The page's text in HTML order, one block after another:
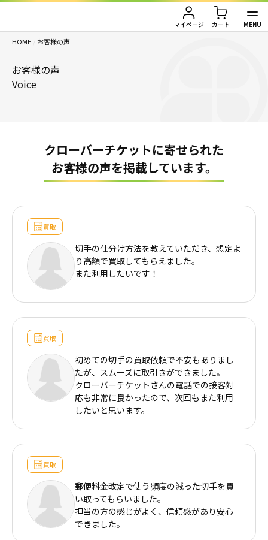
マイページ カート MENU
TOP
金券買取（金券を売りたい方）
金券買取価格一覧
切手
株主優待券
JAL・ANA航空券（株主優待券）
ハガキ・レターパック・印紙
ビール券・清酒券
レジャーチケット
通信・テレカ
生活関連
図書カード・QUO（クオ）カード
旅行券
金券購入TOP
切手
JAL・ANA航空券
株主優待券
ハガキ・レターパック・印紙
ビール券
レジャーチケット
通信・テレカ
生活関連・お食事券
図書カード・QUO（クオ）カード
旅行券
ご利用ガイド
お客様の声
会社情報
店舗情報
採用情報
コラム
お知らせ
HOME お客様の声
お客様の声
Voice
クローバーチケットに寄せられた
お客様の声を掲載しています。
買取
切手の仕分け方法を教えていただき、想定よ
り高額で買取してもらえました。
また利用したいです！
買取
初めての切手の買取依頼で不安もありまし
たが、スムーズに取引きができました。
クローバーチケットさんの電話での接客対
応も非常に良かったので、次回もまた利用
したいと思います。
買取
郵便料金改定で使う頻度の減った切手を買
い取ってもらいました。
担当の方の感じがよく、信頼感があり安心
できました。